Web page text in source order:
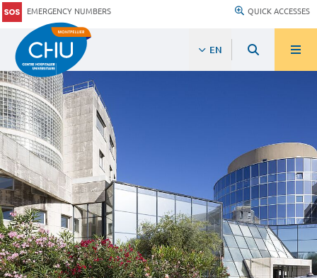
EMERGENCY NUMBERS QUICK ACCESSES
EN